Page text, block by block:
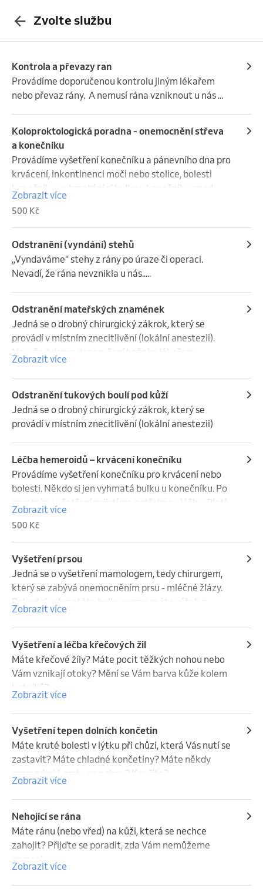
Zvolte službu
Kontrola a převazy ran
Provádíme doporučenou kontrolu jiným lékařem
nebo převaz rány.  A nemusí rána vzniknout u nás ...
Koloproktologická poradna - onemocnění střeva
a konečníku
Provádíme vyšetření konečníku a pánevního dna pro
krvácení, inkontinenci moči nebo stolice, bolesti
konečníku, vyhmatání si bulky u konečníku apod.
Platí se jednorázová pomůcka - anoskop - 500,-Kč.
V rámci koloproktologické poradny se zabýváme
diagnostickou a léčbou zhoubného i nezhoubného
onemocnění tlustého střeva a konečníku -
kolorektální karcinom, rakovina tlustého střeva.
Zobrazit více
500 Kč
Odstranění (vyndání) stehů
,,Vyndaváme'' stehy z rány po úraze či operaci.
Nevadí, že rána nevznikla u nás.....
Odstranění mateřských znamének
Jedná se o drobný chirurgický zákrok, který se
provádí v místním znecitlivění (lokální anestezii).
Nevyžadujeme doporučení kožním lékařem.
Zobrazit více
Odstranění tukových boulí pod kůží
Jedná se o drobný chirurgický zákrok, který se
provádí v místním znecitlivění (lokální anestezii)
Léčba hemeroidů – krvácení konečníku
Provádíme vyšetření konečníku pro krvácení nebo
bolesti. Někdo si jen vyhmatá bulku u konečníku. Po
prvotním vyšetření zajistíme potřebnou léčbu. Platí
se jednorázová pomůcka - anoskop.
Zobrazit více
500 Kč
Vyšetření prsou
Jedná se o vyšetření mamologem, tedy chirurgem,
který se zabývá onemocněním prsu - mléčné žlázy.
Pokud si vyhmatáte bulku v prsu, máte výtok z
bradavky nebo Vás bolí prsa... je čas navštívit
mamologa.
Zobrazit více
Vyšetření a léčba křečových žil
Máte křečové žíly? Máte pocit těžkých nohou nebo
Vám vznikají otoky? Mění se Vám barva kůže kolem
kotníků?
Nelze vyloučit, že nemáte křečové žíly nebo jiné
onemocnění žil.
Zobrazit více
Vyšetření tepen dolních končetin
Máte kruté bolesti v lýtku při chůzi, která Vás nutí se
zastavit? Máte chladné končetiny? Máte někdy
promodralé prsty na nohou? Kouříte?
Může se jednat o projev ischemické choroby dolních
končetin. Nechte se vyšetřit....
Zobrazit více
Nehojící se rána
Máte ránu (nebo vřed) na kůži, která se nechce
zahojit? Přijďte se poradit, zda Vám nemůžeme
pomoci.
Zobrazit více